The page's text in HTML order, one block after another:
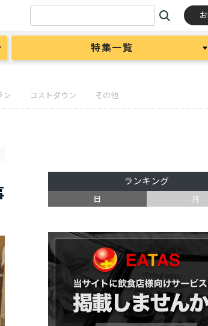
特集一覧
ン コストダウン その他
ランキング
日 月